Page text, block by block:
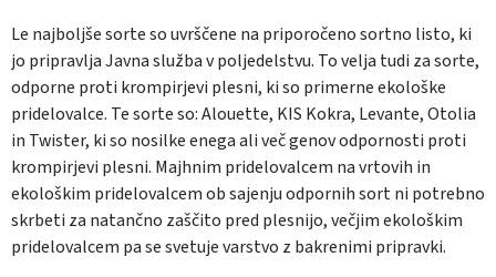
Le najboljše sorte so uvrščene na priporočeno sortno listo, ki
jo pripravlja Javna služba v poljedelstvu. To velja tudi za sorte,
odporne proti krompirjevi plesni, ki so primerne ekološke
pridelovalce. Te sorte so: Alouette, KIS Kokra, Levante, Otolia
in Twister, ki so nosilke enega ali več genov odpornosti proti
krompirjevi plesni. Majhnim pridelovalcem na vrtovih in
ekološkim pridelovalcem ob sajenju odpornih sort ni potrebno
skrbeti za natančno zaščito pred plesnijo, večjim ekološkim
pridelovalcem pa se svetuje varstvo z bakrenimi pripravki.